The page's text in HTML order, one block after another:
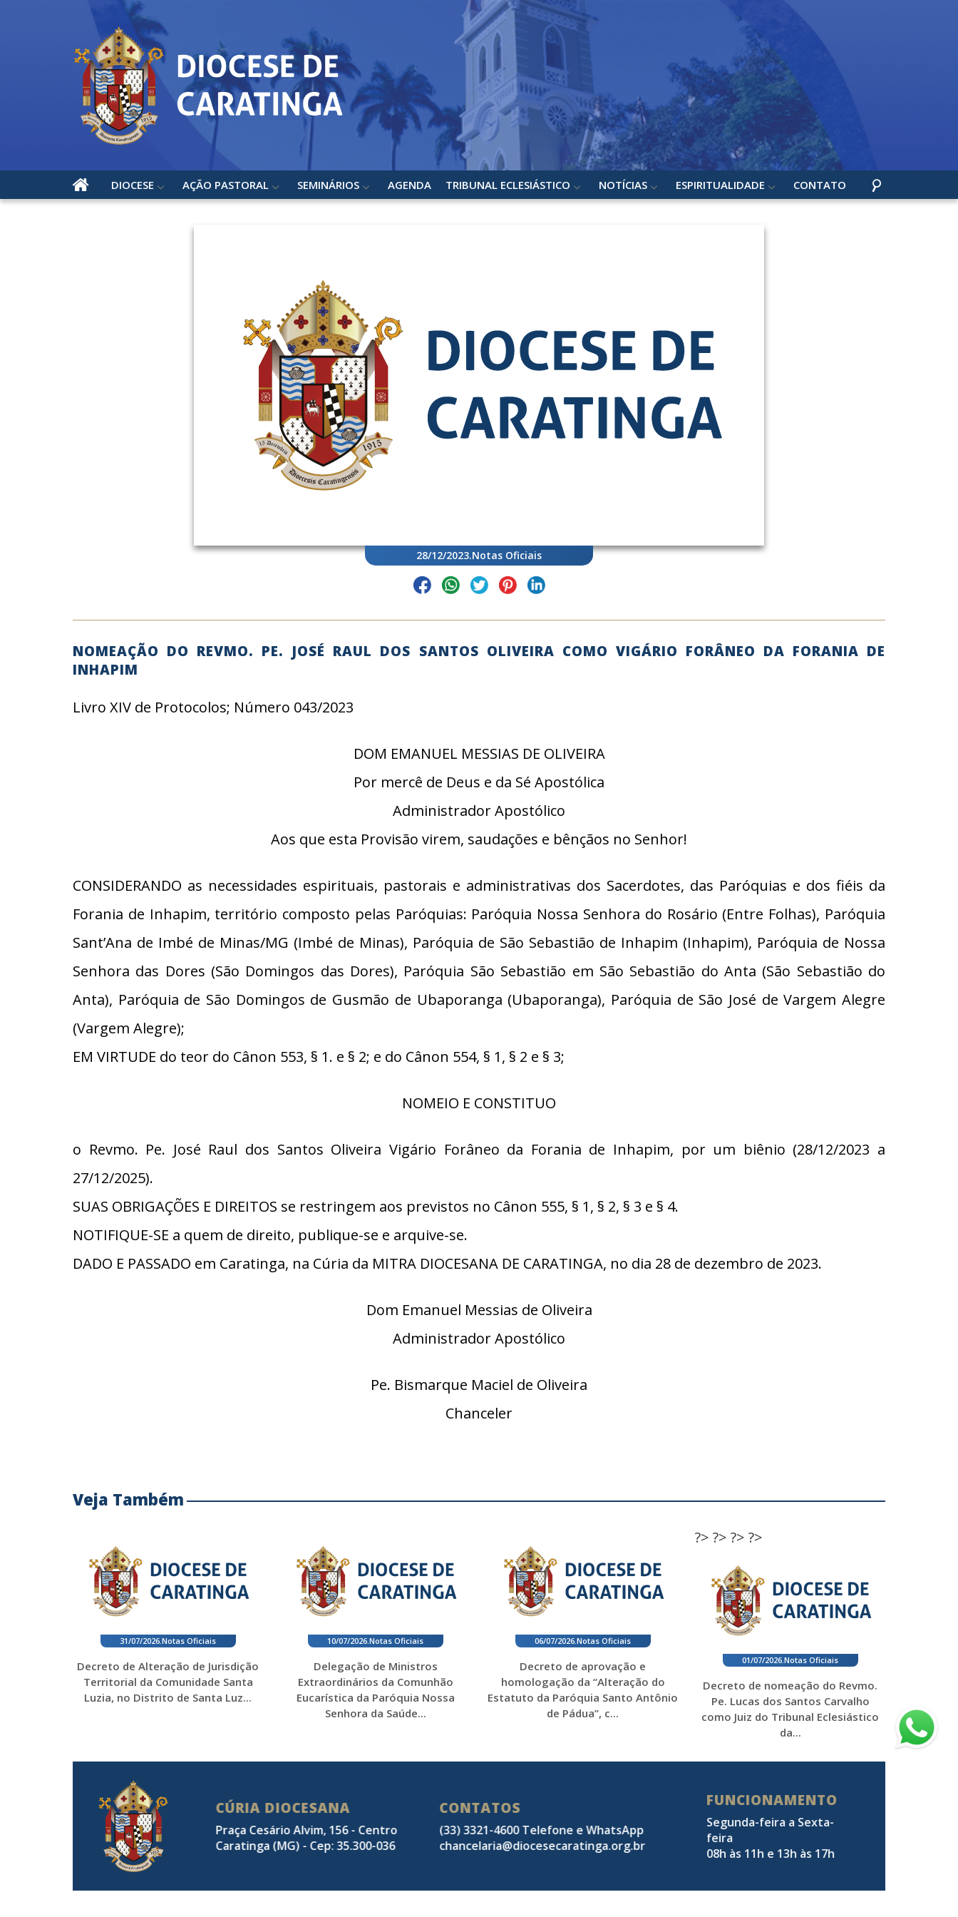
DIOCESE AÇÃO PASTORAL SEMINÁRIOS AGENDA TRIBUNAL ECLESIÁSTICO NOTÍCIAS ESPIRITUALIDADE CONTATO
28/12/2023.Notas Oficiais
NOMEAÇÃO DO REVMO. PE. JOSÉ RAUL DOS SANTOS OLIVEIRA COMO VIGÁRIO FORÂNEO DA FORANIA DE
INHAPIM
Livro XIV de Protocolos; Número 043/2023
DOM EMANUEL MESSIAS DE OLIVEIRA
Por mercê de Deus e da Sé Apostólica
Administrador Apostólico
Aos que esta Provisão virem, saudações e bênçãos no Senhor!
CONSIDERANDO as necessidades espirituais, pastorais e administrativas dos Sacerdotes, das Paróquias e dos fiéis da
Forania de Inhapim, território composto pelas Paróquias: Paróquia Nossa Senhora do Rosário (Entre Folhas), Paróquia
Sant’Ana de Imbé de Minas/MG (Imbé de Minas), Paróquia de São Sebastião de Inhapim (Inhapim), Paróquia de Nossa
Senhora das Dores (São Domingos das Dores), Paróquia São Sebastião em São Sebastião do Anta (São Sebastião do
Anta), Paróquia de São Domingos de Gusmão de Ubaporanga (Ubaporanga), Paróquia de São José de Vargem Alegre
(Vargem Alegre);
EM VIRTUDE do teor do Cânon 553, § 1. e § 2; e do Cânon 554, § 1, § 2 e § 3;
NOMEIO E CONSTITUO
o Revmo. Pe. José Raul dos Santos Oliveira Vigário Forâneo da Forania de Inhapim, por um biênio (28/12/2023 a
27/12/2025).
SUAS OBRIGAÇÕES E DIREITOS se restringem aos previstos no Cânon 555, § 1, § 2, § 3 e § 4.
NOTIFIQUE-SE a quem de direito, publique-se e arquive-se.
DADO E PASSADO em Caratinga, na Cúria da MITRA DIOCESANA DE CARATINGA, no dia 28 de dezembro de 2023.
Dom Emanuel Messias de Oliveira
Administrador Apostólico
Pe. Bismarque Maciel de Oliveira
Chanceler
Veja Também
?>
31/07/2026.Notas Oficiais
Decreto de Alteração de Jurisdição
Territorial da Comunidade Santa
Luzia, no Distrito de Santa Luz...
?>
10/07/2026.Notas Oficiais
Delegação de Ministros
Extraordinários da Comunhão
Eucarística da Paróquia Nossa
Senhora da Saúde...
?>
06/07/2026.Notas Oficiais
Decreto de aprovação e
homologação da “Alteração do
Estatuto da Paróquia Santo Antônio
de Pádua”, c...
?>
01/07/2026.Notas Oficiais
Decreto de nomeação do Revmo.
Pe. Lucas dos Santos Carvalho
como Juiz do Tribunal Eclesiástico
da...
CÚRIA DIOCESANA
Praça Cesário Alvim, 156 - Centro
Caratinga (MG) - Cep: 35.300-036
CONTATOS
(33) 3321-4600 Telefone e WhatsApp
chancelaria@diocesecaratinga.org.br
FUNCIONAMENTO
Segunda-feira a Sexta-
feira
08h às 11h e 13h às 17h